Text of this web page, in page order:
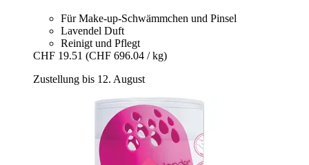
Für Make-up-Schwämmchen und Pinsel
Lavendel Duft
Reinigt und Pflegt
CHF 19.51 (CHF 696.04 / kg)
Zustellung bis 12. August